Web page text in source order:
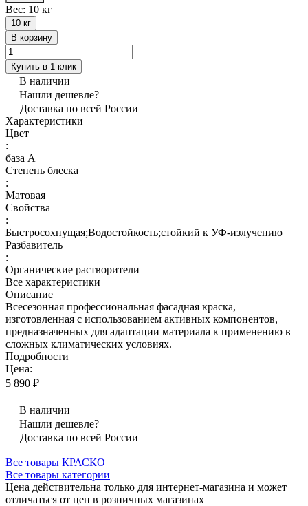
Вес: 10 кг
10 кг
В корзину
Купить в 1 клик
В наличии
Нашли дешевле?
Доставка по всей России
Характеристики
Цвет
:
база А
Степень блеска
:
Матовая
Свойства
:
Быстросохнущая;Водостойкость;стойкий к УФ-излучению
Разбавитель
:
Органические растворители
Все характеристики
Описание
Всесезонная профессиональная фасадная краска,
изготовленная с использованием активных компонентов,
предназначенных для адаптации материала к применению в
сложных климатических условиях.
Подробности
Цена:
5 890 ₽
В наличии
Нашли дешевле?
Доставка по всей России
Все товары КРАСКО
Все товары категории
Цена действительна только для интернет-магазина и может
отличаться от цен в розничных магазинах